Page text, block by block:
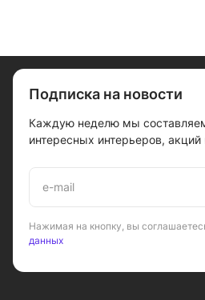
Подписка на новости
Каждую неделю мы
интересных интерьеров, акций
Нажимая на кнопку, вы
данных